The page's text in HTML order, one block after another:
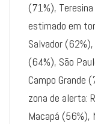
(71%),
estimado em
Salvador
(64%), São
Campo Grande
zona de alerta:
Macapá (56%),